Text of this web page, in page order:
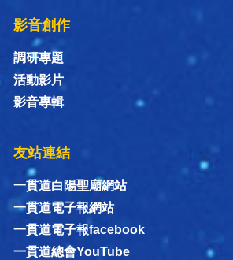
影音創作
調研專題
活動影片
影音專輯
友站連結
一貫道白陽聖廟網站
一貫道電子報網站
一貫道電子報facebook
一貫道總會YouTube